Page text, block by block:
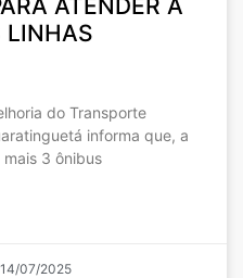
ATENDER A
LINHAS
do Transporte
informa que, a
3 ônibus
14/07/2025